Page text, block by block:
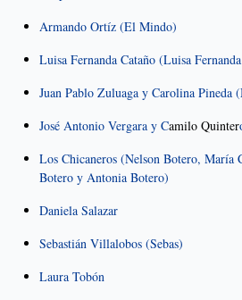
Armando Ortíz (El Mindo)
Luisa Fernanda Cataño (Luisa
Juan Pablo Zuluaga y Carolina Pineda
José Antonio Vergara y Camilo Quinter
Los Chicaneros (Nelson Botero, María
Botero y Antonia Botero)
Daniela Salazar
Sebastián Villalobos (Sebas)
Laura Tobón